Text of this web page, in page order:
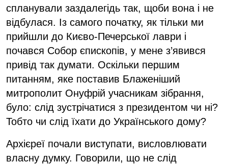
спланували заздалегідь так, щоби вона і не
відбулася. Із самого початку, як тільки ми
прийшли до Києво-Печерської лаври і
почався Собор єпископів, у мене з’явився
привід так думати. Оскільки першим
питанням, яке поставив Блаженіший
митрополит Онуфрій учасникам зібрання,
було: слід зустрічатися з президентом чи ні?
Тобто чи слід їхати до Українського дому?
Архієреї почали виступати, висловлювати
власну думку. Говорили, що не слід